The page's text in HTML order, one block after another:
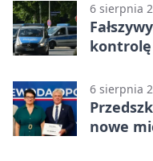
6 sierpnia
kontrolę
6 sierpnia
nowe